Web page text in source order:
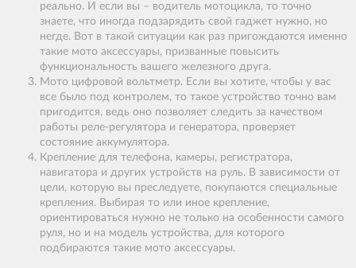
реально. И если вы – водитель мотоцикла, то точно
знаете, что иногда подзарядить свой гаджет нужно, но
негде. Вот в такой ситуации как раз пригождаются именно
такие мото аксессуары, призванные повысить
функциональность вашего железного друга.
Мото цифровой вольтметр. Если вы хотите, чтобы у вас
все было под контролем, то такое устройство точно вам
пригодится, ведь оно позволяет следить за качеством
работы реле-регулятора и генератора, проверяет
состояние аккумулятора.
Крепление для телефона, камеры, регистратора,
навигатора и других устройств на руль. В зависимости от
цели, которую вы преследуете, покупаются специальные
крепления. Выбирая то или иное крепление,
ориентироваться нужно не только на особенности самого
руля, но и на модель устройства, для которого
подбираются такие мото аксессуары.